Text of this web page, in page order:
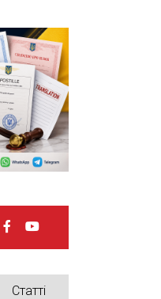
Статті